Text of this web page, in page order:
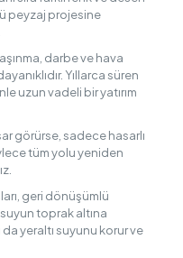
peyzaj projesine
darbe ve hava
Yıllarca süren
uzun vadeli bir yatırım
görürse, sadece hasarlı
tüm yolu yeniden
geri dönüşümlü
toprak altına
da yeraltı suyunu korur ve